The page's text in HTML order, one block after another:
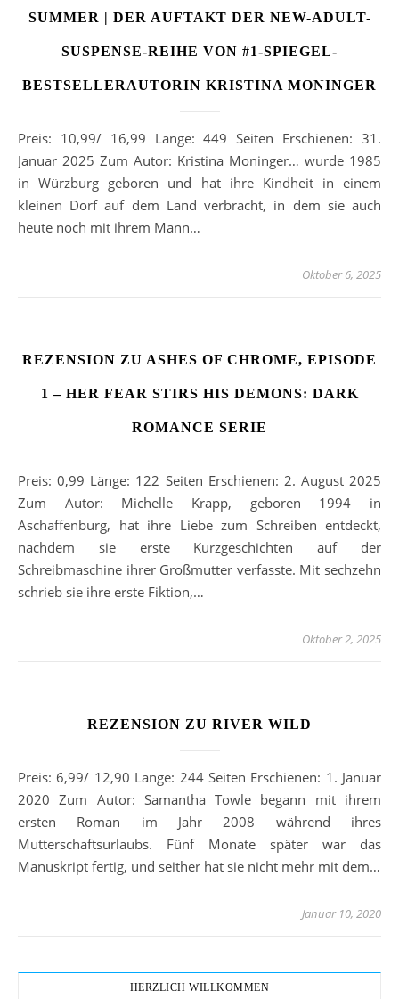
SUMMER | DER AUFTAKT DER NEW-ADULT-
SUSPENSE-REIHE VON #1-SPIEGEL-
BESTSELLERAUTORIN KRISTINA MONINGER
Preis: 10,99/ 16,99 Länge: 449 Seiten Erschienen: 31.
Januar 2025 Zum Autor: Kristina Moninger… wurde 1985
in Würzburg geboren und hat ihre Kindheit in einem
kleinen Dorf auf dem Land verbracht, in dem sie auch
heute noch mit ihrem Mann…
Oktober 6, 2025
REZENSION ZU ASHES OF CHROME, EPISODE
1 – HER FEAR STIRS HIS DEMONS: DARK
ROMANCE SERIE
Preis: 0,99 Länge: 122 Seiten Erschienen: 2. August 2025
Zum Autor: Michelle Krapp, geboren 1994 in
Aschaffenburg, hat ihre Liebe zum Schreiben entdeckt,
nachdem sie erste Kurzgeschichten auf der
Schreibmaschine ihrer Großmutter verfasste. Mit sechzehn
schrieb sie ihre erste Fiktion,…
Oktober 2, 2025
REZENSION ZU RIVER WILD
Preis: 6,99/ 12,90 Länge: 244 Seiten Erschienen: 1. Januar
2020 Zum Autor: Samantha Towle begann mit ihrem
ersten Roman im Jahr 2008 während ihres
Mutterschaftsurlaubs. Fünf Monate später war das
Manuskript fertig, und seither hat sie nicht mehr mit dem…
Januar 10, 2020
HERZLICH WILLKOMMEN